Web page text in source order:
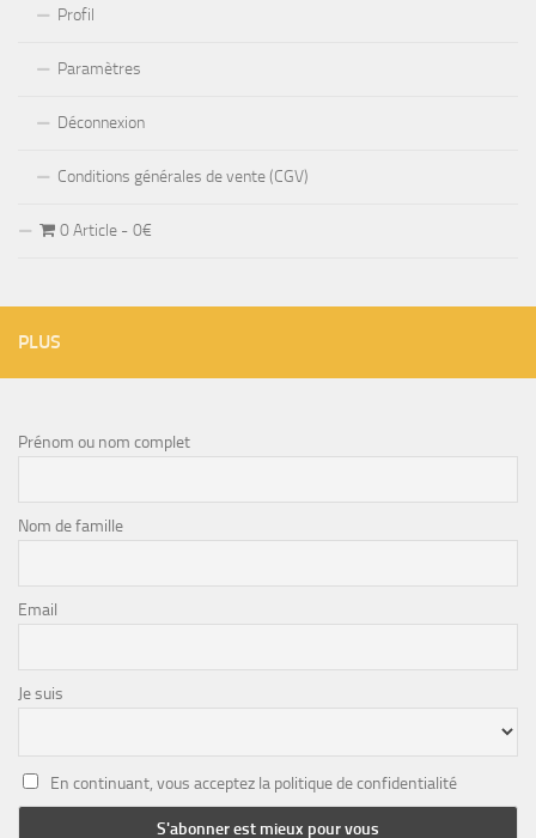
Profil
Paramètres
Déconnexion
Conditions générales de vente (CGV)
0 Article 0€
PLUS
Prénom ou nom complet
Nom de famille
Email
Je suis
En continuant, vous acceptez la politique de confidentialité